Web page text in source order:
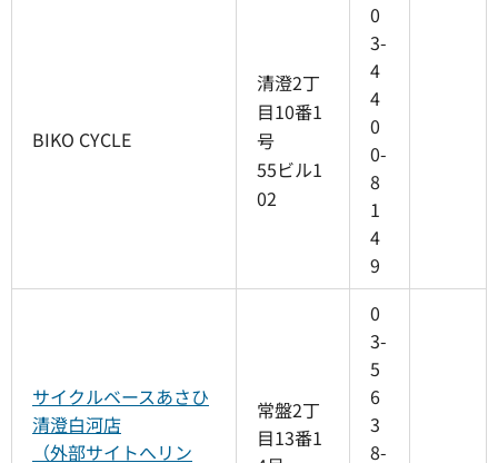
BIKO CYCLE
清澄2丁
目10番1
号
55ビル1
02
0
3-
4
4
0
0-
8
1
4
9
サイクルベースあさひ
清澄白河店
（外部サイトへリン
常盤2丁
目13番1
0
3-
5
6
3
8-